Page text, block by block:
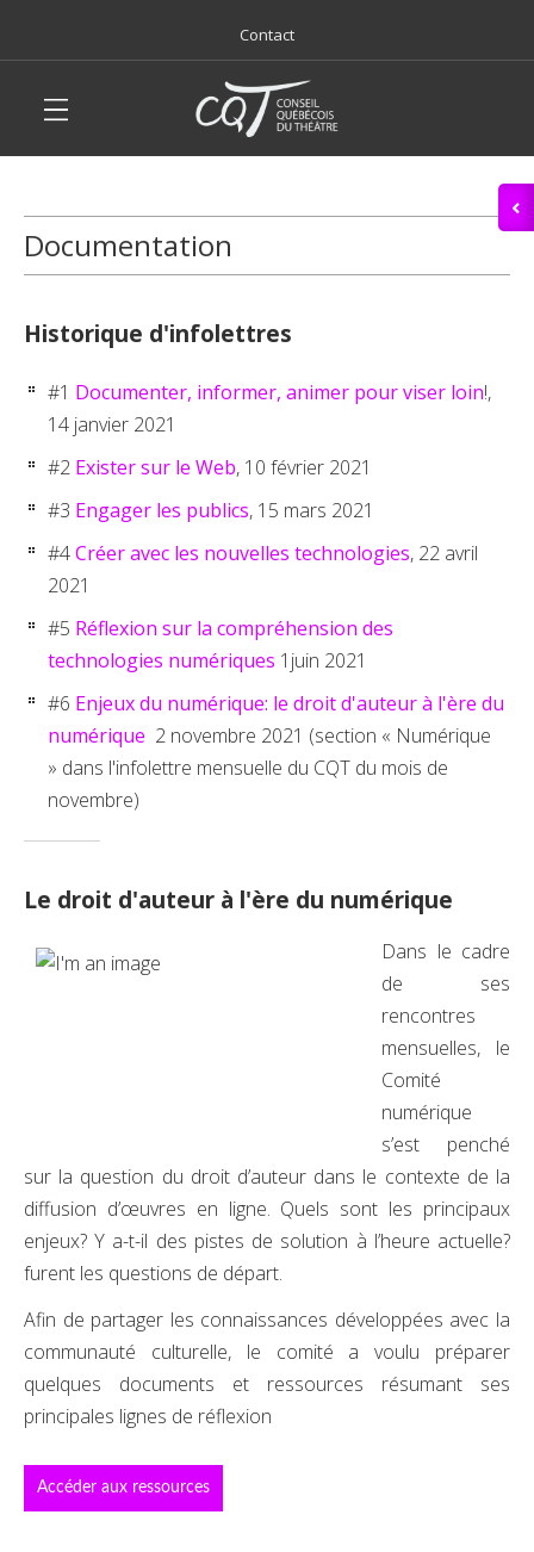
Contact
Documentation
Historique d'infolettres
#1 Documenter, informer, animer pour viser loin!,
14 janvier 2021
#2 Exister sur le Web, 10 février 2021
#3 Engager les publics, 15 mars 2021
#4Créer avec les nouvelles technologies, 22 avril
2021
#5 Réflexion sur la compréhension des
technologies numériques 1juin 2021
#6 Enjeux du numérique: le droit d'auteur à l'ère du
numérique 2 novembre 2021 (section « Numérique
» dans l'infolettre mensuelle du CQT du mois de
novembre)
Le droit d'auteur à l'ère du numérique
Dans le cadre
de ses
rencontres
mensuelles, le
Comité
numérique
s’est penché
sur la question du droit d’auteur dans le contexte de la
diffusion d’œuvres en ligne. Quels sont les principaux
enjeux? Y a-t-il des pistes de solution à l’heure actuelle?
furent les questions de départ.
Afin de partager les connaissances développées avec la
communauté culturelle, le comité a voulu préparer
quelques documents et ressources résumant ses
principales lignes de réflexion
Accéder aux ressources